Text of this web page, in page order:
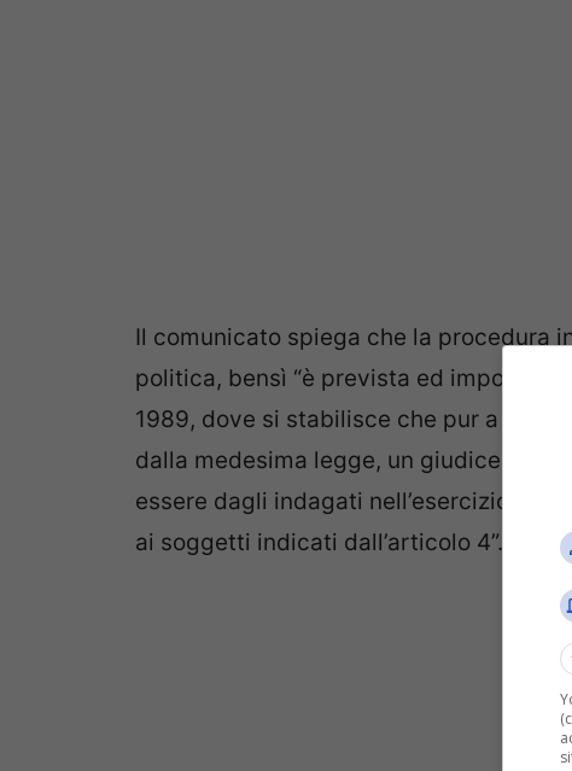
Il comunicato spiega che la procedura
politica, bensì “è prevista ed imposta
1989, dove si stabilisce che pur a
dalla medesima legge, un giudice
essere dagli indagati nell’esercizio
ai soggetti indicati dall’articolo 4”.